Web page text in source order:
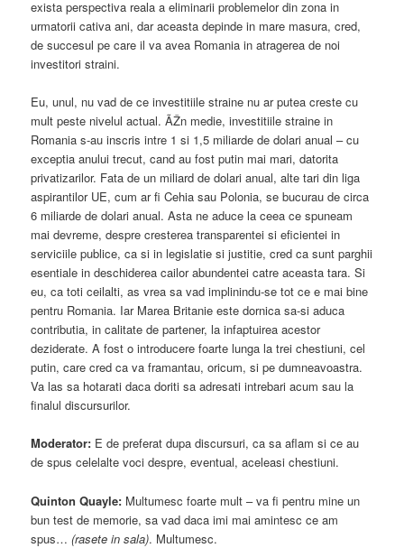
exista perspectiva reala a eliminarii problemelor din zona in
urmatorii cativa ani, dar aceasta depinde in mare masura, cred,
de succesul pe care il va avea Romania in atragerea de noi
investitori straini.
Eu, unul, nu vad de ce investitiile straine nu ar putea creste cu
mult peste nivelul actual. ÃŽn medie, investitiile straine in
Romania s-au inscris intre 1 si 1,5 miliarde de dolari anual – cu
exceptia anului trecut, cand au fost putin mai mari, datorita
privatizarilor. Fata de un miliard de dolari anual, alte tari din liga
aspirantilor UE, cum ar fi Cehia sau Polonia, se bucurau de circa
6 miliarde de dolari anual. Asta ne aduce la ceea ce spuneam
mai devreme, despre cresterea transparentei si eficientei in
serviciile publice, ca si in legislatie si justitie, cred ca sunt parghii
esentiale in deschiderea cailor abundentei catre aceasta tara. Si
eu, ca toti ceilalti, as vrea sa vad implinindu-se tot ce e mai bine
pentru Romania. Iar Marea Britanie este dornica sa-si aduca
contributia, in calitate de partener, la infaptuirea acestor
deziderate. A fost o introducere foarte lunga la trei chestiuni, cel
putin, care cred ca va framantau, oricum, si pe dumneavoastra.
Va las sa hotarati daca doriti sa adresati intrebari acum sau la
finalul discursurilor.
Moderator: E de preferat dupa discursuri, ca sa aflam si ce au
de spus celelalte voci despre, eventual, aceleasi chestiuni.
Quinton Quayle: Multumesc foarte mult – va fi pentru mine un
bun test de memorie, sa vad daca imi mai amintesc ce am
spus…(rasete in sala). Multumesc.